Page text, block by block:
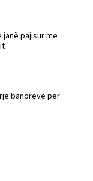
janë pajisur me
banorëve për